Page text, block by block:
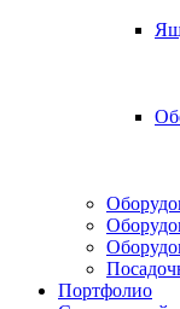
Портфолио